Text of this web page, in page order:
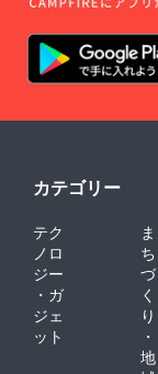
カテゴリー
テク
ノロ
ジー
・ガ
ジェ
ット
ま
ち
づ
く
り
・
地